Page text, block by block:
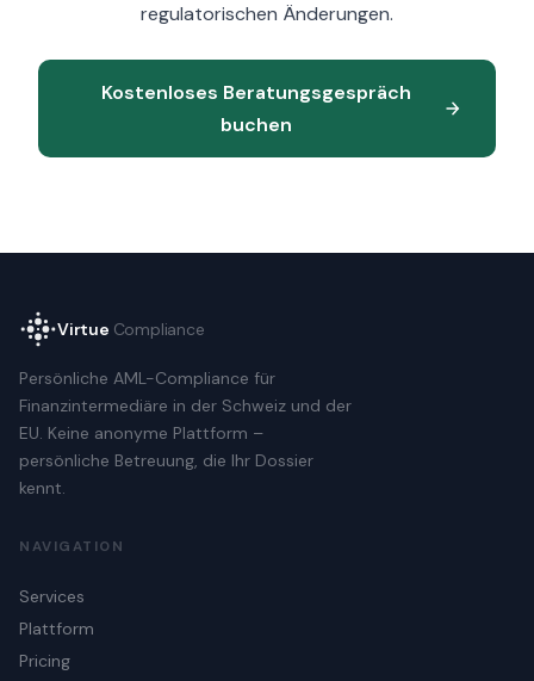
regulatorischen Änderungen.
Kostenloses Beratungsgespräch
buchen
Virtue Compliance
Persönliche AML-Compliance für
Finanzintermediäre in der Schweiz und der
EU. Keine anonyme Plattform –
persönliche Betreuung, die Ihr Dossier
kennt.
NAVIGATION
Services
Plattform
Pricing